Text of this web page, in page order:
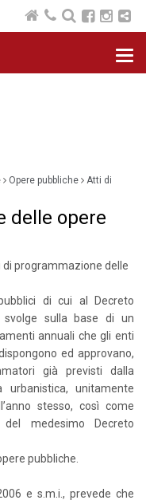
Opere pubbliche
Atti di
delle opere
di programmazione delle
di cui al Decreto
svolge sulla base di un
annuali che gli enti
ed approvano,
già previsti dalla
unitamente
stesso, così come
medesimo Decreto
pubbliche.
e s.m.i., prevede che